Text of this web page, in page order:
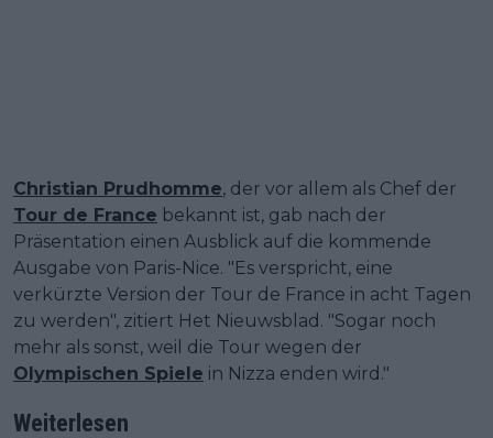
Christian Prudhomme, der vor allem als Chef der
Tour de France bekannt ist, gab nach der
Präsentation einen Ausblick auf die kommende
Ausgabe von Paris-Nice. "Es verspricht, eine
verkürzte Version der Tour de France in acht Tagen
zu werden", zitiert Het Nieuwsblad. "Sogar noch
mehr als sonst, weil die Tour wegen der
Olympischen Spiele in Nizza enden wird."
Weiterlesen